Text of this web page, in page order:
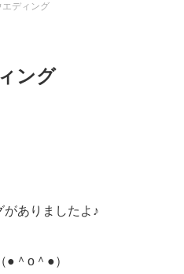
ディング
ング
ありましたよ♪
●＾o＾●）